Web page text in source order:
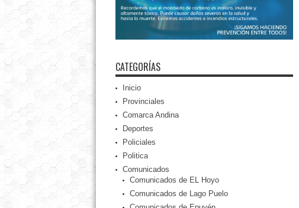
CATEGORÍAS
Inicio
Provinciales
Comarca Andina
Deportes
Policiales
Politica
Comunicados
Comunicados de EL Hoyo
Comunicados de Lago Puelo